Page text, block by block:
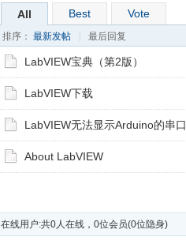
All Best Vote
排序： 最新发帖 最后回复
LabVIEW宝典（第2版）
LabVIEW下载
LabVIEW无法显示Arduino的串口
About LabVIEW
在线用户:共0人在线，0位会员(0位隐身)